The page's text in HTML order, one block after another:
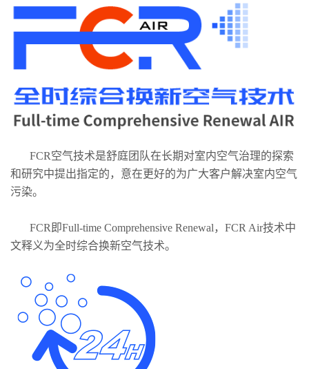
FCR空气技术是舒庭团队在长期对室内空气治理的探索
和研究中提出指定的，意在更好的为广大客户解决室内空气
污染。
FCR即Full-time Comprehensive Renewal，FCR Air技术中
文释义为全时综合换新空气技术。